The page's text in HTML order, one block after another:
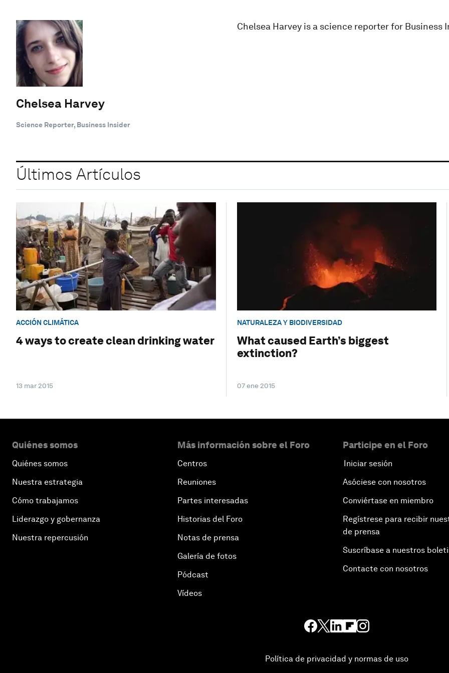
Chelsea Harvey
Science Reporter, Business Insider
Chelsea Harvey is a science reporter for Business
Últimos Artículos
ACCIÓN CLIMÁTICA
4 ways to create clean drinking water
13 mar 2015
NATURALEZA Y BIODIVERSIDAD
What caused Earth’s biggest
extinction?
07 ene 2015
Quiénes somos
Quiénes somos
Nuestra estrategia
Cómo trabajamos
Liderazgo y gobernanza
Nuestra repercusión
Más información sobre el Foro
Centros
Reuniones
Partes interesadas
Historias del Foro
Notas de prensa
Galería de fotos
Pódcast
Vídeos
Participe en el Foro
Iniciar sesión
Asóciese con nosotros
Conviértase en miembro
Regístrese para recibir
de prensa
Suscríbase a nuestros
Contacte con nosotros
Política de privacidad y normas de uso